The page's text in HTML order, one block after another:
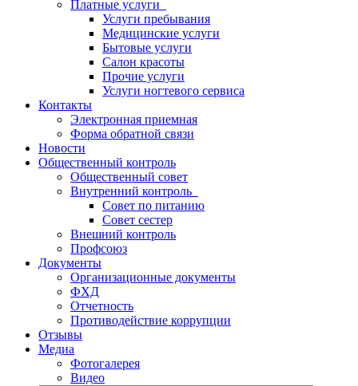
Платные услуги
Услуги пребывания
Медицинские услуги
Бытовые услуги
Салон красоты
Прочие услуги
Услуги ногтевого сервиса
Контакты
Электронная приемная
Форма обратной связи
Новости
Общественный контроль
Общественный совет
Внутренний контроль
Совет по питанию
Совет сестер
Внешний контроль
Профсоюз
Документы
Организационные документы
ФХД
Отчетность
Противодействие коррупции
Отзывы
Медиа
Фотогалерея
Видео